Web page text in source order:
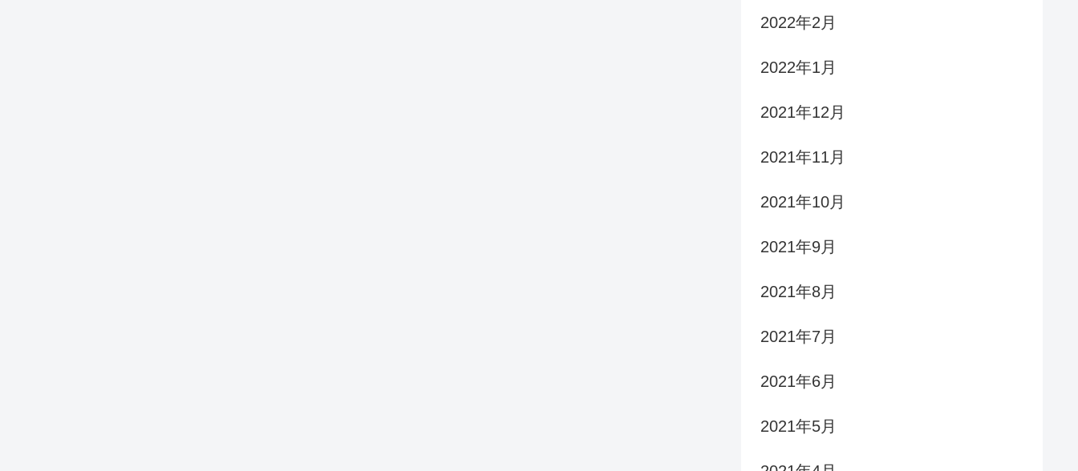
2022年2月
2022年1月
2021年12月
2021年11月
2021年10月
2021年9月
2021年8月
2021年7月
2021年6月
2021年5月